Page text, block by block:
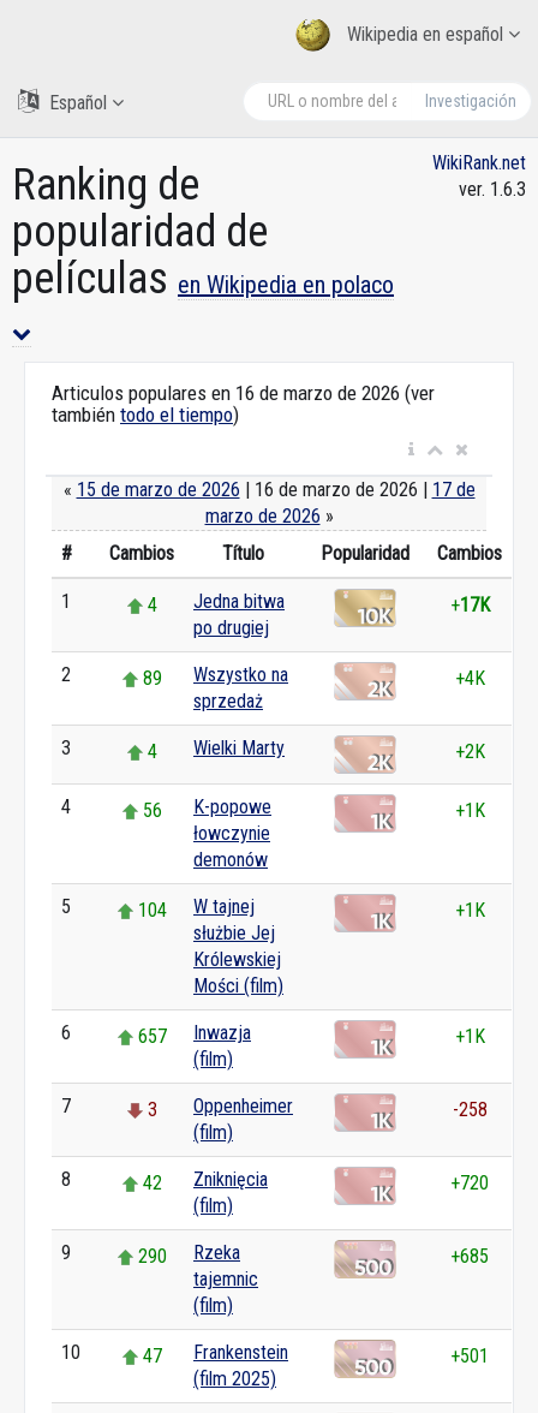
Wikipedia en español
Investigación
Español
Ranking de
popularidad de
películas en Wikipedia en polaco
WikiRank.net
ver. 1.6.3
Articulos populares en 16 de marzo de 2026 (ver
también todo el tiempo)
« 15 de marzo de 2026 | 16 de marzo de 2026 | 17 de
marzo de 2026 »
#
Cambios Título Popularidad Cambios
1 4
Jedna bitwa
po drugiej
+17K
2 89
Wszystko na
sprzedaż
+4K
3 4 Wielki Marty +2K
4 56
K-popowe
łowczynie
demonów
+1K
5 104
W tajnej
służbie Jej
Królewskiej
Mości (film)
+1K
6 657
Inwazja
(film)
+1K
7 3
Oppenheimer
(film)
-258
8 42
Zniknięcia
(film)
+720
9 290
Rzeka
tajemnic
(film)
+685
10 47
Frankenstein
(film 2025)
+501